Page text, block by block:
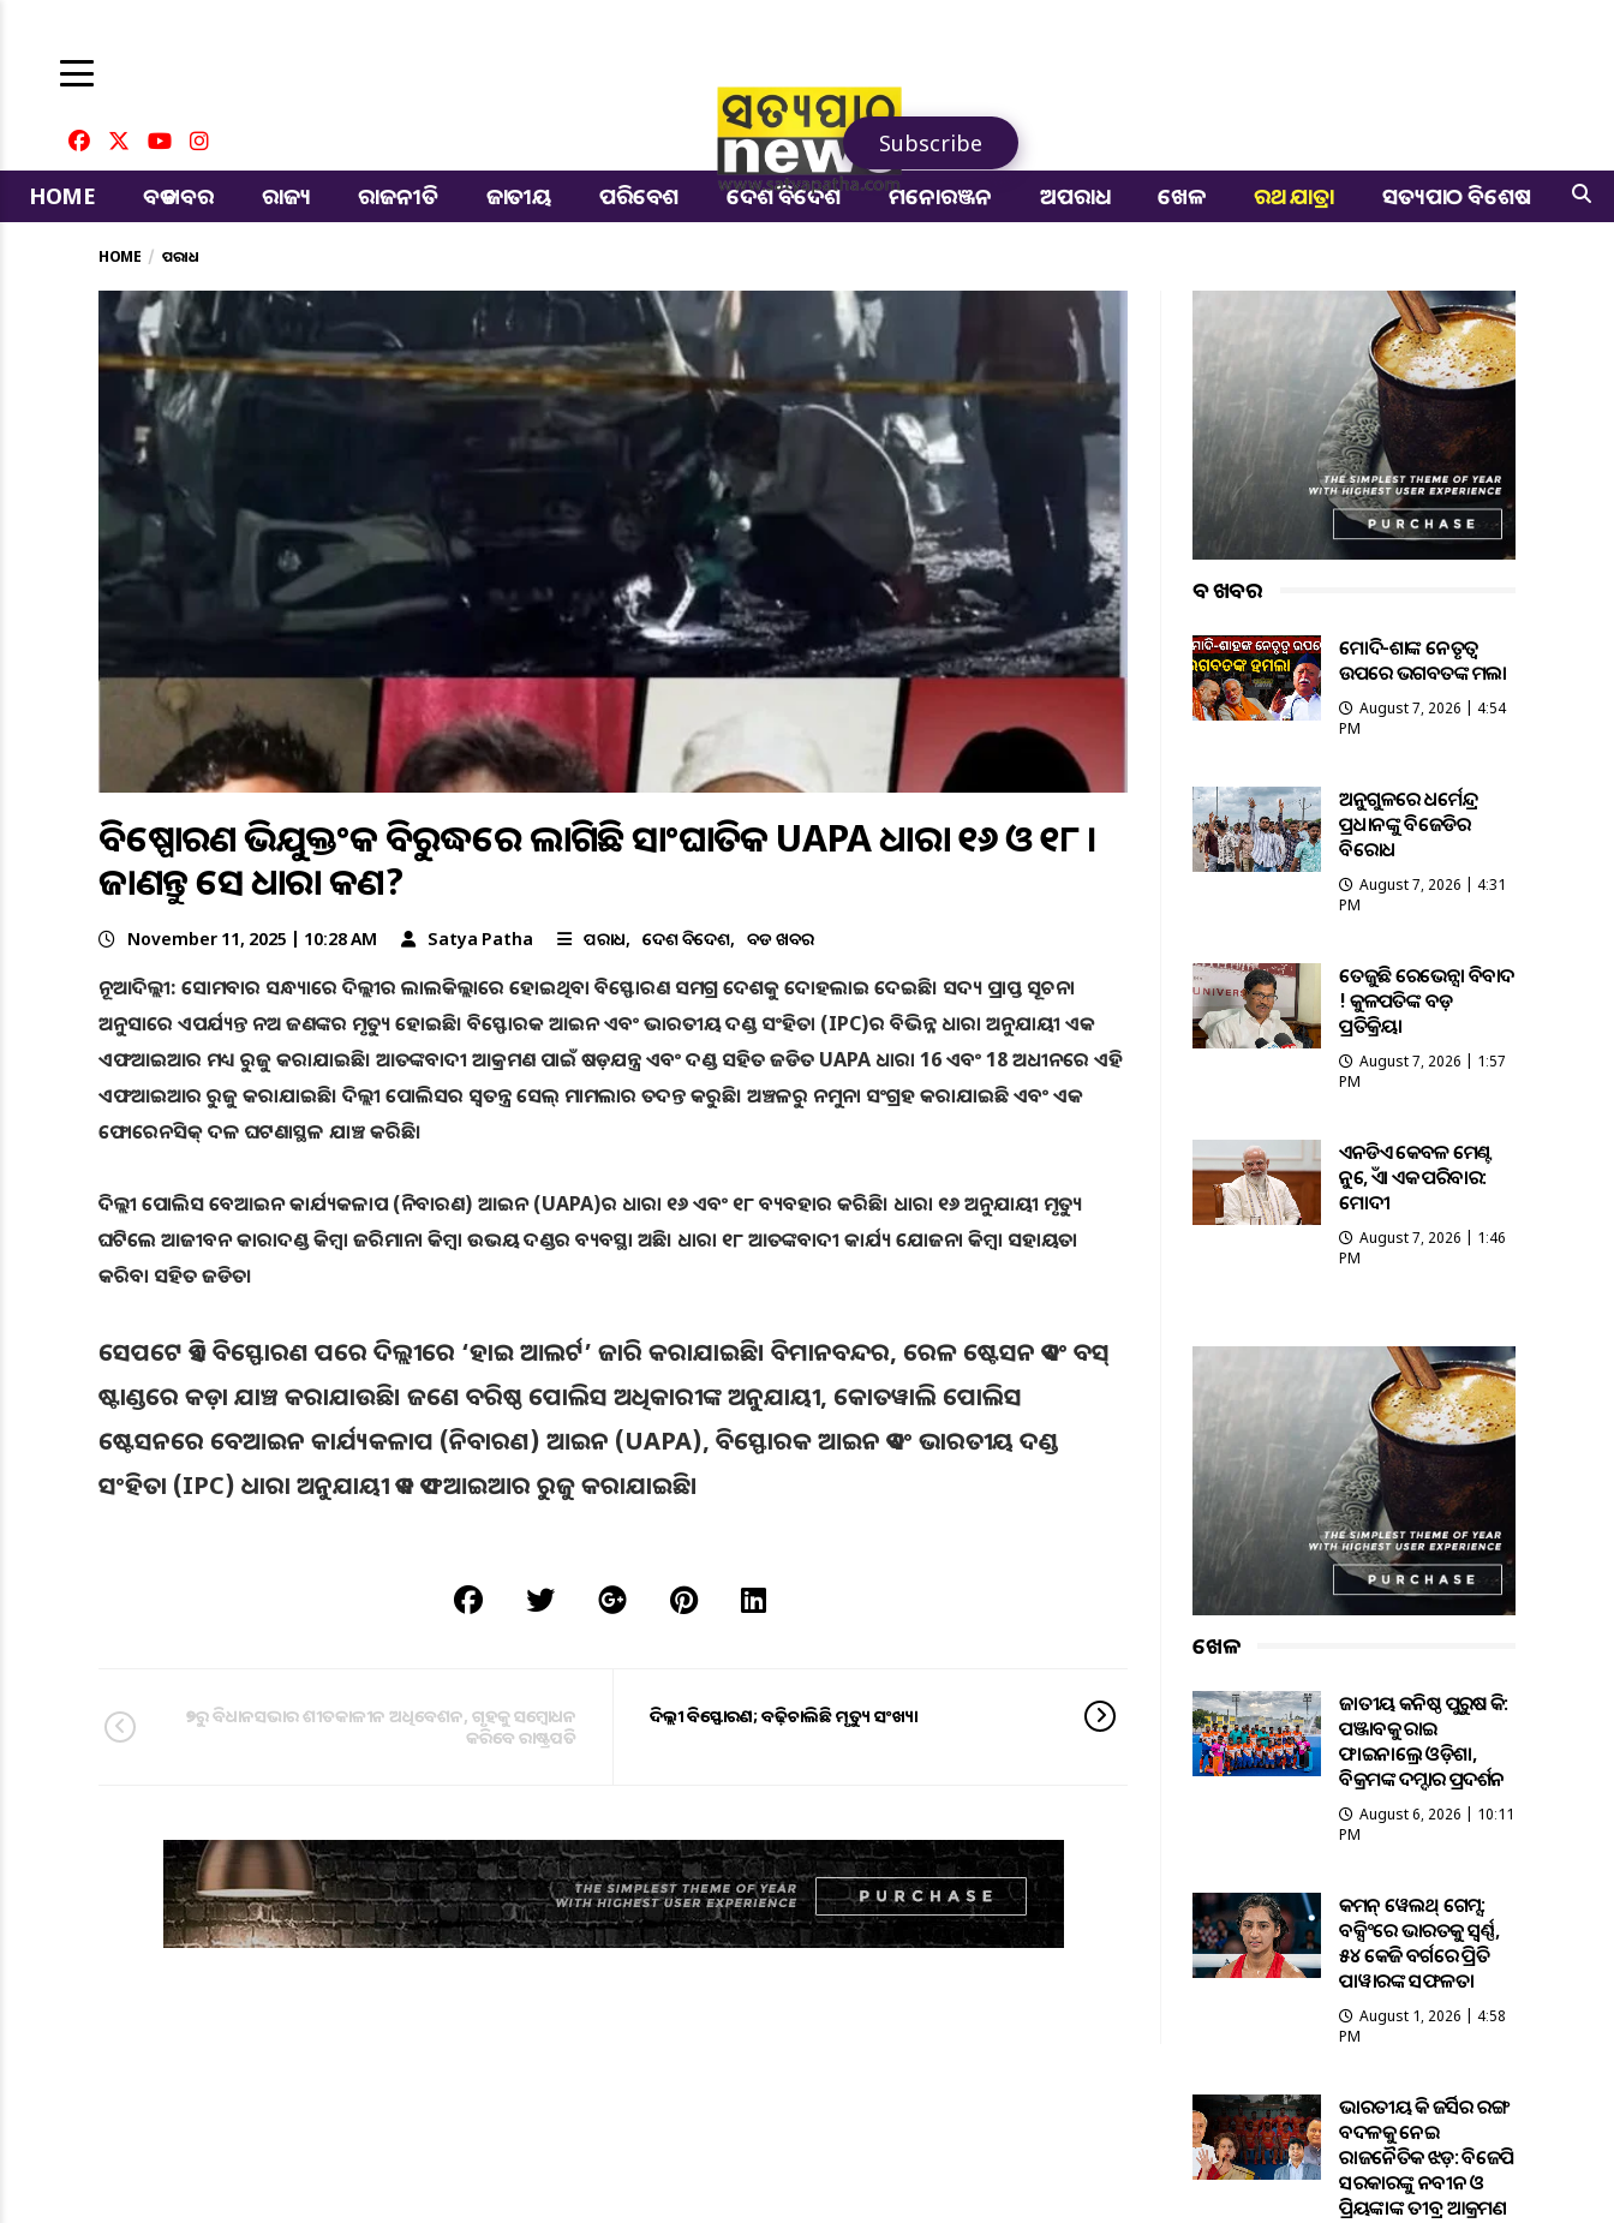
Subscribe
HOME
ବଡ ଖବର ରାଜ୍ୟ ରାଜନୀତି ଜାତୀୟ ପରିବେଶ ଦେଶ ବିଦେଶ ମନୋରଞ୍ଜନ ଅପରାଧ ଖେଳ ରଥ ଯାତ୍ରା ସତ୍ୟପାଠ ବିଶେଷ
HOME ଅପରାଧ
ବିଷ୍ପୋରଣ ଅଭିଯୁକ୍ତଂକ ବିରୁଦ୍ଧରେ ଲାଗିଛି ସାଂଘାତିକ UAPA ଧାରା ୧୬ ଓ ୧୮ ।
ଜାଣନ୍ତୁ ସେ ଧାରା କଣ?
November 11, 2025 | 10:28 AM Satya Patha ଅପରାଧ ଦେଶ ବିଦେଶ ବଡ ଖବର
ନୂଆଦିଲ୍ଲୀ: ସୋମବାର ସନ୍ଧ୍ୟାରେ ଦିଲ୍ଲୀର ଲାଲକିଲ୍ଲାରେ ହୋଇଥିବା ବିସ୍ଫୋରଣ ସମଗ୍ର ଦେଶକୁ ଦୋହଲାଇ ଦେଇଛି। ସଦ୍ୟ ପ୍ରାପ୍ତ ସୂଚନା
ଅନୁସାରେ ଏପର୍ଯ୍ୟନ୍ତ ନଅ ଜଣଙ୍କର ମୃତ୍ୟୁ ହୋଇଛି। ବିସ୍ଫୋରକ ଆଇନ ଏବଂ ଭାରତୀୟ ଦଣ୍ଡ ସଂହିତା (IPC)ର ବିଭିନ୍ନ ଧାରା ଅନୁଯାୟୀ ଏକ
ଏଫଆଇଆର ମଧ୍ୟ ରୁଜୁ କରାଯାଇଛି। ଆତଙ୍କବାଦୀ ଆକ୍ରମଣ ପାଇଁ ଷଡ଼ଯନ୍ତ୍ର ଏବଂ ଦଣ୍ଡ ସହିତ ଜଡିତ UAPA ଧାରା 16 ଏବଂ 18 ଅଧୀନରେ ଏହି
ଏଫଆଇଆର ରୁଜୁ କରାଯାଇଛି। ଦିଲ୍ଲୀ ପୋଲିସର ସ୍ୱତନ୍ତ୍ର ସେଲ୍ ମାମଲାର ତଦନ୍ତ କରୁଛି। ଅଞ୍ଚଳରୁ ନମୁନା ସଂଗ୍ରହ କରାଯାଇଛି ଏବଂ ଏକ
ଫୋରେନସିକ୍ ଦଳ ଘଟଣାସ୍ଥଳ ଯାଞ୍ଚ କରିଛି।
ଦିଲ୍ଲୀ ପୋଲିସ ବେଆଇନ କାର୍ଯ୍ୟକଳାପ (ନିବାରଣ) ଆଇନ (UAPA)ର ଧାରା ୧୬ ଏବଂ ୧୮ ବ୍ୟବହାର କରିଛି। ଧାରା ୧୬ ଅନୁଯାୟୀ ମୃତ୍ୟୁ
ଘଟିଲେ ଆଜୀବନ କାରାଦଣ୍ଡ କିମ୍ବା ଜରିମାନା କିମ୍ବା ଉଭୟ ଦଣ୍ଡର ବ୍ୟବସ୍ଥା ଅଛି। ଧାରା ୧୮ ଆତଙ୍କବାଦୀ କାର୍ଯ୍ୟ ଯୋଜନା କିମ୍ବା ସହାୟତା
କରିବା ସହିତ ଜଡିତ।
ସେପଟେ ଏହି ବିସ୍ଫୋରଣ ପରେ ଦିଲ୍ଲୀରେ ‘ହାଇ ଆଲର୍ଟ’ ଜାରି କରାଯାଇଛି। ବିମାନବନ୍ଦର, ରେଳ ଷ୍ଟେସନ ଏବଂ ବସ୍
ଷ୍ଟାଣ୍ଡରେ କଡ଼ା ଯାଞ୍ଚ କରାଯାଉଛି। ଜଣେ ବରିଷ୍ଠ ପୋଲିସ ଅଧିକାରୀଙ୍କ ଅନୁଯାୟୀ, କୋତୱାଲି ପୋଲିସ
ଷ୍ଟେସନରେ ବେଆଇନ କାର୍ଯ୍ୟକଳାପ (ନିବାରଣ) ଆଇନ (UAPA), ବିସ୍ଫୋରକ ଆଇନ ଏବଂ ଭାରତୀୟ ଦଣ୍ଡ
ସଂହିତା (IPC) ଧାରା ଅନୁଯାୟୀ ଏକ ଏଫଆଇଆର ରୁଜୁ କରାଯାଇଛି।
୨୭ରୁ ବିଧାନସଭାର ଶୀତକାଳୀନ ଅଧିବେଶନ, ଗୃହକୁ ସମ୍ବୋଧନ
କରିବେ ରାଷ୍ଟ୍ରପତି
ଦିଲ୍ଲୀ ବିସ୍ଫୋରଣ; ବଢ଼ିଚାଲିଛି ମୃତ୍ୟୁ ସଂଖ୍ୟା
ବଡ ଖବର
ମୋଦି-ଶାହଙ୍କ ନେତୃତ୍ୱ
ଉପରେ ଭଗବତଙ୍କ ହମଲା
August 7, 2026 | 4:54
PM
ଅନୁଗୁଳରେ ଧର୍ମେନ୍ଦ୍ର
ପ୍ରଧାନଙ୍କୁ ବିଜେଡିର
ବିରୋଧ
August 7, 2026 | 4:31
PM
ତେଜୁଛି ରେଭେନ୍ସା ବିବାଦ
! କୁଳପତିଙ୍କ ବଡ଼
ପ୍ରତିକ୍ରିୟା
August 7, 2026 | 1:57
PM
ଏନଡିଏ କେବଳ ମେଣ୍ଟ
ନୁହେଁ, ଏହା ଏକ ପରିବାର:
ମୋଦୀ
August 7, 2026 | 1:46
PM
ଖେଳ
ଜାତୀୟ କନିଷ୍ଠ ପୁରୁଷ ହକି:
ପଞ୍ଜାବକୁ ହରାଇ
ଫାଇନାଲ୍ରେ ଓଡ଼ିଶା,
ବିକ୍ରମଙ୍କ ଦମ୍ଦାର ପ୍ରଦର୍ଶନ
August 6, 2026 | 10:11
PM
କମନ୍ ୱେଲଥ୍ ଗେମ୍ସ:
ବକ୍ସିଂରେ ଭାରତକୁ ସ୍ବର୍ଣ୍ଣ,
୫୪ କେଜି ବର୍ଗରେ ପ୍ରିତି
ପାୱାରଙ୍କ ସଫଳତା
August 1, 2026 | 4:58
PM
ଭାରତୀୟ ହକି ଜର୍ସିର ରଙ୍ଗ
ବଦଳକୁ ନେଇ
ରାଜନୈତିକ ଝଡ଼: ବିଜେପି
ସରକାରଙ୍କୁ ନବୀନ ଓ
ପ୍ରିୟଙ୍କାଙ୍କ ତୀବ୍ର ଆକ୍ରମଣ